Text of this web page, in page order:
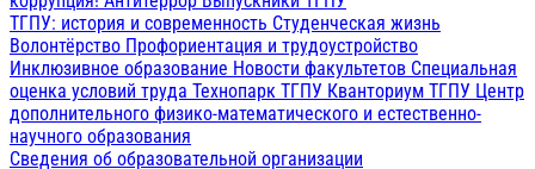
ТГПУ: история и современность Студенческая жизнь
Волонтёрство Профориентация и трудоустройство
Инклюзивное образование Новости факультетов Специальная
оценка условий труда Технопарк ТГПУ Кванториум ТГПУ Центр
дополнительного физико-математического и естественно-
научного образования
Сведения об образовательной организации